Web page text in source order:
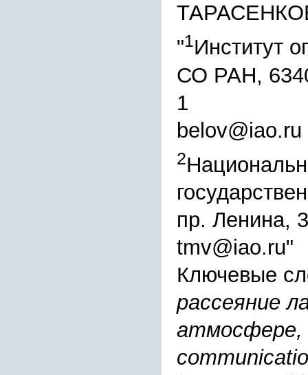
"1Институт
СО РАН,
1
belov@iao.ru
2
пр. Ленина,
tmv@iao.ru"
Ключевые
рассеяние
атмосфере,